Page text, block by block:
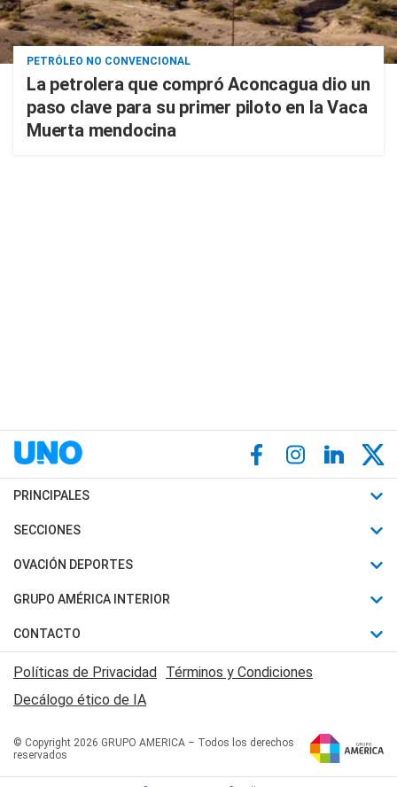
PETRÓLEO NO CONVENCIONAL
La petrolera que compró Aconcagua dio un
paso clave para su primer piloto en la Vaca
Muerta mendocina
PRINCIPALES
Últimas Noticias
Política
Judiciales
Economia
SECCIONES
Horóscopo
Motores
Trucos caseros
Series y Películas
Edictos y Solicitadas
OVACIÓN DEPORTES
Fútbol
Mundial
Automovilismo
Rugby
Básquet
GRUPO AMÉRICA INTERIOR
Canal 7 en Vivo
San Juan 8
CONTACTO
Acerca de Nosotros
Contactanos
Políticas de Privacidad Términos y Condiciones
Decálogo ético de IA
© Copyright 2026 GRUPO AMERICA – Todos los derechos
reservados